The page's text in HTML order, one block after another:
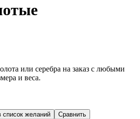
или серебра на заказ с любыми
и веса.
список желаний Сравнить